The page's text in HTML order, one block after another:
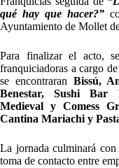
qué hay que hacer?”
Ayuntamiento de Mollet
Para finalizar el acto,
franquiciadoras a cargo
se encontraran Bissú,
Benestar, Sushi Bar
Medieval y Comess
Cantina Mariachi y
La jornada culminará
toma de contacto entre